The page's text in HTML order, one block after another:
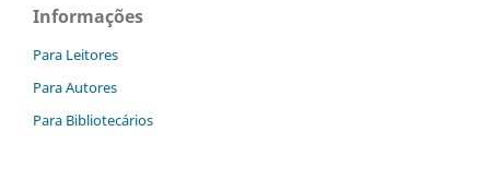
Informações
Para Leitores
Para Autores
Para Bibliotecários